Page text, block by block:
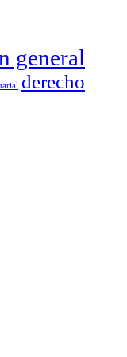
general
derecho